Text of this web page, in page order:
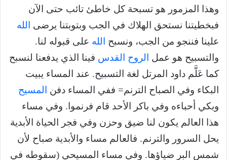
وهذا المزمور هو تسبحة كل خاطئ تائب حتى الآن
فبخطيتنا نستحق الهلاك في الجب وبتوبتنا يرضى
الله
علينا فننجو من الجب، ونسبح
الله على قبوله لنا.
والتسبيح هو عمل
الروح القدس فينا الذي يدفعنا لنسبح
كما عَلَّم داود المرتل لغة التسبيح. عند المساء يبيت
البكاء وفي الصباح الترنم= ففي المساء دفن
المسيح
وبكي أحباءه وفي باكر الأحد قام فرنموا. وفي مساء
هذا العالم يكون لنا ضيق وحزن وفي فجر الحياة الأبدية
يحل السرور والترنم. فالعالم مساء والأبدية صباح لأن
شمس البر ضياؤها. وفي مساء المسيحي (سقوطه في